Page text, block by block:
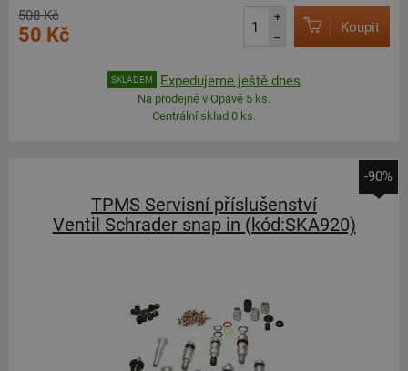
508 Kč
50 Kč
+
–
Koupit
SKLADEM Expedujeme ještě dnes
Na prodejně v Opavě 5 ks.
Centrální sklad 0 ks.
-90%
TPMS Servisní příslušenství
Ventil Schrader snap in (kód:SKA920)